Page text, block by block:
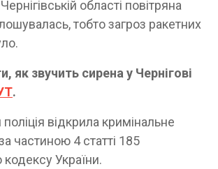
області повітряна
тобто загроз ракетних
як звучить сирена у Чернігові
.
відкрила кримінальне
частиною 4 статті 185
України.